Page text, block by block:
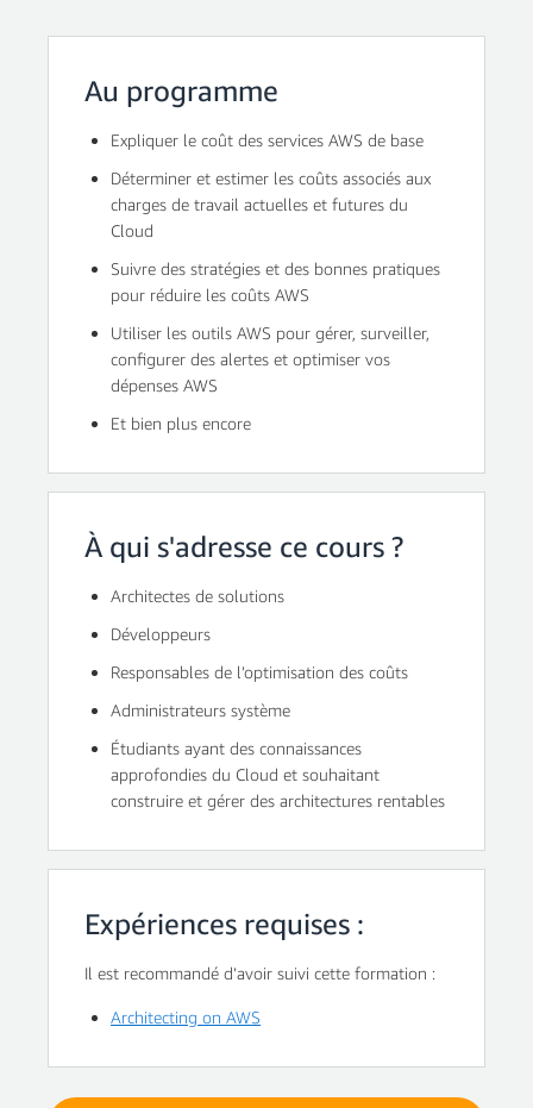
Au programme
Expliquer le coût des services AWS de base
Déterminer et estimer les coûts associés aux
charges de travail actuelles et futures du
Cloud
Suivre des stratégies et des bonnes pratiques
pour réduire les coûts AWS
Utiliser les outils AWS pour gérer, surveiller,
configurer des alertes et optimiser vos
dépenses AWS
Et bien plus encore
À qui s'adresse ce cours ?
Architectes de solutions
Développeurs
Responsables de l’optimisation des coûts
Administrateurs système
Étudiants ayant des connaissances
approfondies du Cloud et souhaitant
construire et gérer des architectures rentables
Expériences requises :
Il est recommandé d’avoir suivi cette formation :
Architecting on AWS